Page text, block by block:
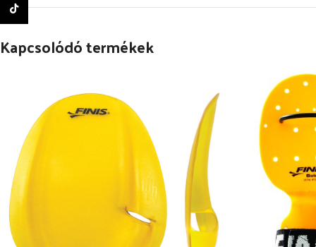
Kapcsolódó termékek
TikTok